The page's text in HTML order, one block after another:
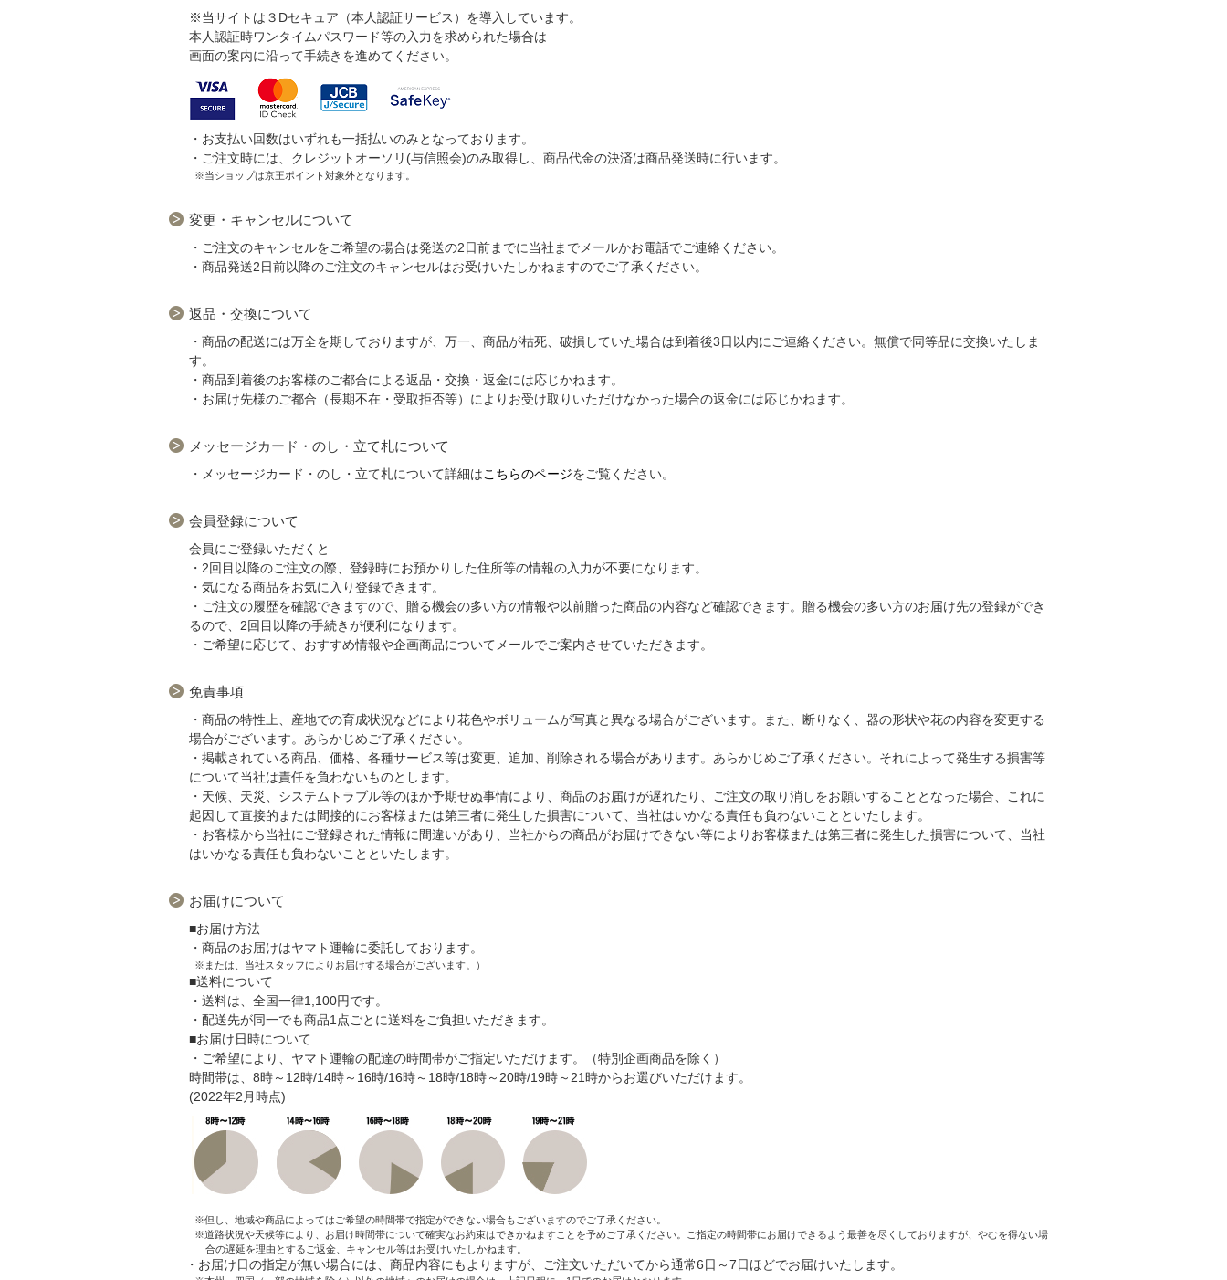
※当サイトは３Dセキュア（本人認証サービス）を導入しています。
本人認証時ワンタイムパスワード等の入力を求められた場合は
画面の案内に沿って手続きを進めてください。
・お支払い回数はいずれも一括払いのみとなっております。
・ご注文時には、クレジットオーソリ(与信照会)のみ取得し、商品代金の決済は商品発送時に行います。
※当ショップは京王ポイント対象外となります。
変更・キャンセルについて
・ご注文のキャンセルをご希望の場合は発送の2日前までに当社までメールかお電話でご連絡ください。
・商品発送2日前以降のご注文のキャンセルはお受けいたしかねますのでご了承ください。
返品・交換について
・商品の配送には万全を期しておりますが、万一、商品が枯死、破損していた場合は到着後3日以内にご連絡ください。無償で同等品に交換いたしま
す。
・商品到着後のお客様のご都合による返品・交換・返金には応じかねます。
・お届け先様のご都合（長期不在・受取拒否等）によりお受け取りいただけなかった場合の返金には応じかねます。
メッセージカード・のし・立て札について
・メッセージカード・のし・立て札について詳細はこちらのページをご覧ください。
会員登録について
会員にご登録いただくと
・2回目以降のご注文の際、登録時にお預かりした住所等の情報の入力が不要になります。
・気になる商品をお気に入り登録できます。
・ご注文の履歴を確認できますので、贈る機会の多い方の情報や以前贈った商品の内容など確認できます。贈る機会の多い方のお届け先の登録ができ
るので、2回目以降の手続きが便利になります。
・ご希望に応じて、おすすめ情報や企画商品についてメールでご案内させていただきます。
免責事項
・商品の特性上、産地での育成状況などにより花色やボリュームが写真と異なる場合がございます。また、断りなく、器の形状や花の内容を変更する
場合がございます。あらかじめご了承ください。
・掲載されている商品、価格、各種サービス等は変更、追加、削除される場合があります。あらかじめご了承ください。それによって発生する損害等
について当社は責任を負わないものとします。
・天候、天災、システムトラブル等のほか予期せぬ事情により、商品のお届けが遅れたり、ご注文の取り消しをお願いすることとなった場合、これに
起因して直接的または間接的にお客様または第三者に発生した損害について、当社はいかなる責任も負わないことといたします。
・お客様から当社にご登録された情報に間違いがあり、当社からの商品がお届けできない等によりお客様または第三者に発生した損害について、当社
はいかなる責任も負わないことといたします。
お届けについて
■お届け方法
・商品のお届けはヤマト運輸に委託しております。
※または、当社スタッフによりお届けする場合がございます。）
■送料について
・送料は、全国一律1,100円です。
・配送先が同一でも商品1点ごとに送料をご負担いただきます。
■お届け日時について
・ご希望により、ヤマト運輸の配達の時間帯がご指定いただけます。（特別企画商品を除く）
時間帯は、8時～12時/14時～16時/16時～18時/18時～20時/19時～21時からお選びいただけます。
(2022年2月時点)
※但し、地域や商品によってはご希望の時間帯で指定ができない場合もございますのでご了承ください。
※道路状況や天候等により、お届け時間帯について確実なお約束はできかねますことを予めご了承ください。ご指定の時間帯にお届けできるよう最善を尽くしておりますが、やむを得ない場
合の遅延を理由とするご返金、キャンセル等はお受けいたしかねます。
・お届け日の指定が無い場合には、商品内容にもよりますが、ご注文いただいてから通常6日～7日ほどでお届けいたします。